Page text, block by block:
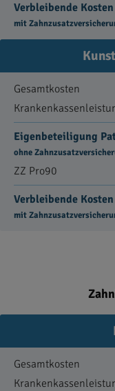
Verbleibende Kosten
mit
Gesamtkosten
Eigenbeteiligung
ohne
ZZ Pro90
Verbleibende Kosten
mit
Gesamtkosten